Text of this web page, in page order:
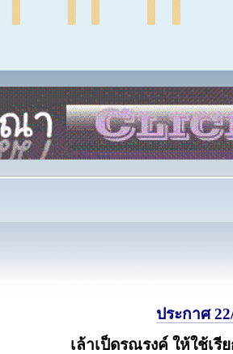
ประกาศ
เล้าเป็ดรณรงค์ ให้ใช้เรี